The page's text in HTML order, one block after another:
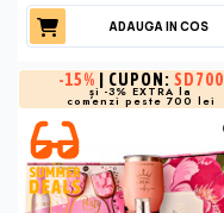
ADAUGA IN COS
-15% | CUPON: SD700
și -3% EXTRA la
comenzi peste 700 lei